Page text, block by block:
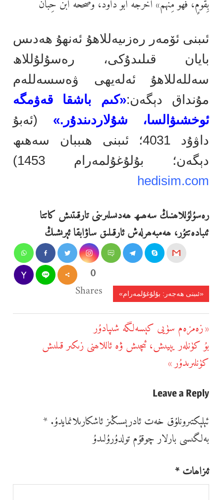
بِقَوْمٍ، فَهُوَ مِنهُمْ» أخْرَجَهُ أبُو داوُدَ، وصَحَّحَهُ ابْنُ حِبّانَ
ئىبنى ئۆمەر رەزىيەللاھۇ ئەنھۇ ھەدىس
بايان قىلىدۇكى، رەسۇلۇللاھ
سەللەللاھۇ ئەلەيھى ۋەسسەللەم
مۇنداق دېگەن:«كىم باشقا قەۋمگە
ئوخشىۋالسا، شۇلاردىندۇر.»
(ئەبۇ
داۋۇد 4031؛ ئىبنى ھىببان سەھىھ
دېگەن؛ بۇلۇغۇلمەرام 1453)
hedisim.com
رەسۇلۇللاھنىڭ سەھىھ ھەدىسلىرىنى تارقىتىش كاتتا
ئىبادەتتۇر، ھەمبەھرلەش ئارقىلىق ساۋابقا ئېرىشىڭ
0
Shares
«ئىبنى ھەجەر: بۇلۇغۇلمەرام»
يازما
يۆتكەش
Previous
Post:
زەمزەم سۈيى كېسەلگە شىپادۇر
Next
Post:
بۇ كۈنلەر يېيىش، ئىچىش ۋە ئاللاھنى زىكىر قىلىش
كۈنلىرىدۇر
Leave a Reply
ئېلېكتىرونلۇق خەت ئادرېسىڭىز ئاشكارىلانمايدۇ.*
بەلگىسى بارلار چوقۇم تولدۇرۇلىدۇ
ئىزاھات*